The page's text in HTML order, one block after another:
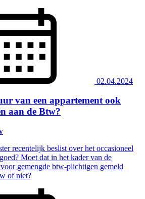
02.04.2024
van een appartement ook
aan de Btw?
recentelijk beslist over het occasioneel
Moet dat in het kader van de
gemengde btw-plichtigen gemeld
of niet?